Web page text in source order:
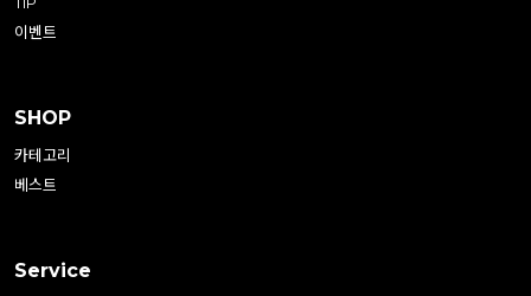
이벤트
SHOP
카테고리
베스트
Service